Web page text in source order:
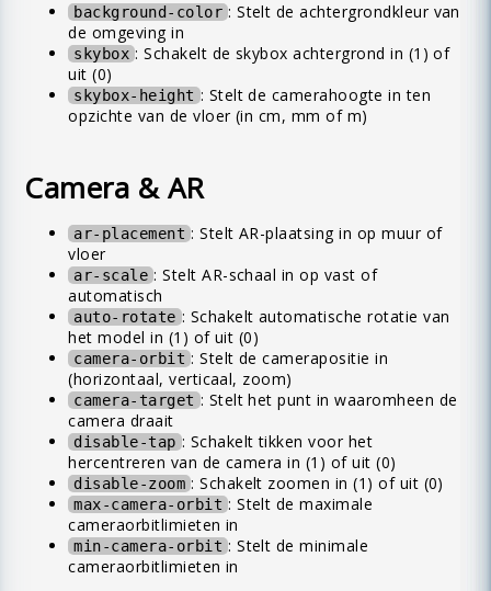
background-color : Stelt de achtergrondkleur van
de omgeving in
skybox : Schakelt de skybox achtergrond in (1) of
uit (0)
skybox-height : Stelt de camerahoogte in ten
opzichte van de vloer (in cm, mm of m)
Camera & AR
ar-placement : Stelt AR-plaatsing in op muur of
vloer
ar-scale : Stelt AR-schaal in op vast of
automatisch
auto-rotate : Schakelt automatische rotatie van
het model in (1) of uit (0)
camera-orbit : Stelt de camerapositie in
(horizontaal, verticaal, zoom)
camera-target : Stelt het punt in waaromheen de
camera draait
disable-tap : Schakelt tikken voor het
hercentreren van de camera in (1) of uit (0)
disable-zoom : Schakelt zoomen in (1) of uit (0)
max-camera-orbit : Stelt de maximale
cameraorbitlimieten in
min-camera-orbit : Stelt de minimale
cameraorbitlimieten in